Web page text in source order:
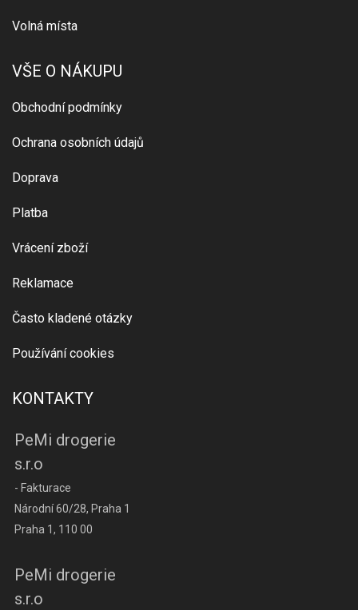
Volná místa
VŠE O NÁKUPU
Obchodní podmínky
Ochrana osobních údajů
Doprava
Platba
Vrácení zboží
Reklamace
Často kladené otázky
Používání cookies
KONTAKTY
PeMi drogerie
s.r.o
- Fakturace
Národní 60/28, Praha 1
Praha 1, 110 00
PeMi drogerie
s.r.o